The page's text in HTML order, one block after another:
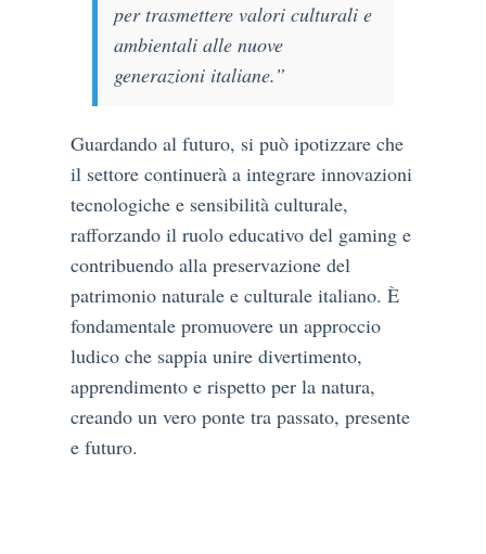
per trasmettere valori culturali e
ambientali alle nuove
generazioni italiane.”
Guardando al futuro, si può ipotizzare che
il settore continuerà a integrare innovazioni
tecnologiche e sensibilità culturale,
rafforzando il ruolo educativo del gaming e
contribuendo alla preservazione del
patrimonio naturale e culturale italiano. È
fondamentale promuovere un approccio
ludico che sappia unire divertimento,
apprendimento e rispetto per la natura,
creando un vero ponte tra passato, presente
e futuro.